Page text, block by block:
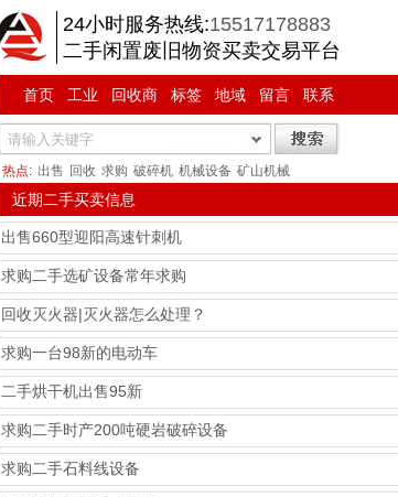
24小时服务热线:15517178883
二手闲置废旧物资买卖交易平台
首页 工业 回收商 标签 地域 留言 联系
热点: 出售 回收 求购 破碎机 机械设备 矿山机械
近期二手买卖信息
出售660型迎阳高速针刺机
求购二手选矿设备常年求购
回收灭火器|灭火器怎么处理？
求购一台98新的电动车
二手烘干机出售95新
求购二手时产200吨硬岩破碎设备
求购二手石料线设备